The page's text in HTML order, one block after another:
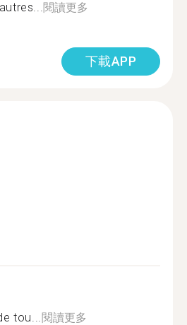
閱讀更多
下載APP
tou...閱讀更多